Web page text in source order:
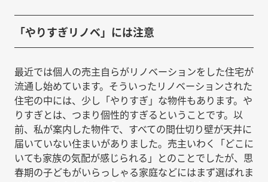
「やりすぎリノベ」には注意
最近では個人の売主自らがリノベーションをした住宅が
流通し始めています。そういったリノベーションされた
住宅の中には、少し「やりすぎ」な物件もあります。や
りすぎとは、つまり個性的すぎるということです。以
前、私が案内した物件で、すべての間仕切り壁が天井に
届いていない住まいがありました。売主いわく「どこに
いても家族の気配が感じられる」とのことでしたが、思
春期の子どもがいらっしゃる家庭などにはまず選ばれま